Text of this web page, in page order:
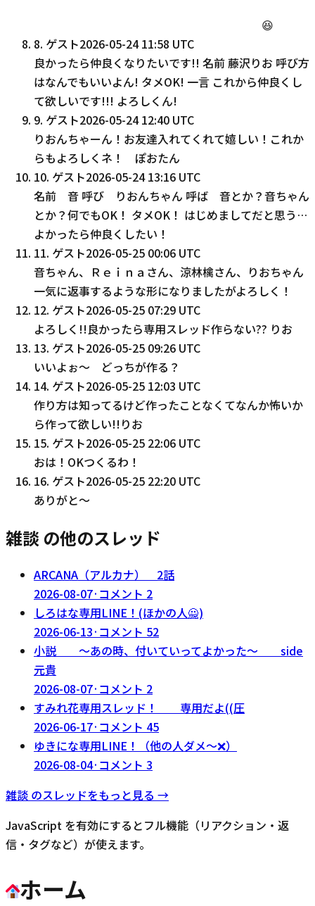
😆
8. ゲスト2026-05-24 11:58 UTC
良かったら仲良くなりたいです!! 名前 藤沢りお 呼び方
はなんでもいいよん! タメOK! 一言 これから仲良くし
て欲しいです!!! よろしくん!
9. ゲスト2026-05-24 12:40 UTC
りおんちゃーん！お友達入れてくれて嬉しい！これか
らもよろしくネ！ ぽおたん
10. ゲスト2026-05-24 13:16 UTC
名前 音 呼び りおんちゃん 呼ば 音とか？音ちゃん
とか？何でもOK！ タメOK！ はじめましてだと思う…
よかったら仲良くしたい！
11. ゲスト2026-05-25 00:06 UTC
音ちゃん、Ｒｅｉｎａさん、涼林檎さん、りおちゃん
一気に返事するような形になりましたがよろしく！
12. ゲスト2026-05-25 07:29 UTC
よろしく!!良かったら専用スレッド作らない?? りお
13. ゲスト2026-05-25 09:26 UTC
いいよぉ～ どっちが作る？
14. ゲスト2026-05-25 12:03 UTC
作り方は知ってるけど作ったことなくてなんか怖いか
ら作って欲しい!!りお
15. ゲスト2026-05-25 22:06 UTC
おは！OKつくるわ！
16. ゲスト2026-05-25 22:20 UTC
ありがと〜
雑談 の他のスレッド
ARCANA（アルカナ） 2話
2026-08-07· コメント 2
しろはな専用LINE！(ほかの人🙅)
2026-06-13· コメント 52
小説 〜あの時、付いていってよかった〜 side
元貴
2026-08-07· コメント 2
すみれ花専用スレッド！ 専用だよ((圧
2026-06-17· コメント 45
ゆきにな専用LINE！（他の人ダメ〜❌）
2026-08-04· コメント 3
雑談 のスレッドをもっと見る →
JavaScript を有効にするとフル機能（リアクション・返
信・タグなど）が使えます。
ホーム